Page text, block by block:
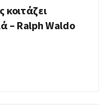
– Ralph Waldo